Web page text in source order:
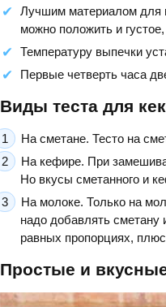
Лучшим материалом для
можно положить и
Температуру выпечки
Первые четверть часа
Виды теста для
На сметане. Тесто на
На кефире. При
Но вкусы сметанного и
На молоке. Только на
надо добавлять сметану
равных пропорциях,
Простые и